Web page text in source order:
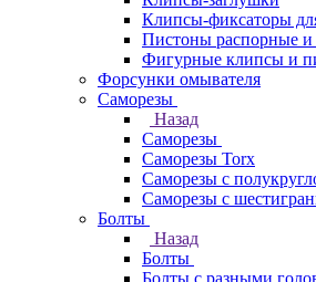
Клипсы-фиксаторы
Пистоны распорные
Фигурные клипсы и
Форсунки омывателя
Саморезы
Назад
Саморезы
Саморезы Torx
Саморезы с
Саморезы с
Болты
Назад
Болты
Болты с разными